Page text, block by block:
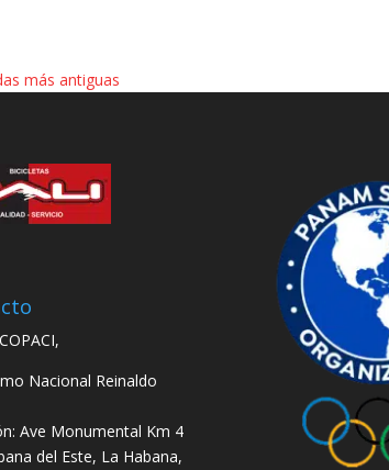
más antiguas
Nacional Reinaldo
Ave Monumental Km 4
del Este, La Habana,